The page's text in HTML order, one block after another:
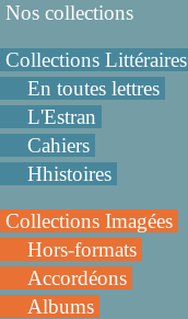
Nos collections
Collections Littéraires
En toutes lettres
L'Estran
Cahiers
Hhistoires
Collections Imagées
Hors-formats
Accordéons
Albums